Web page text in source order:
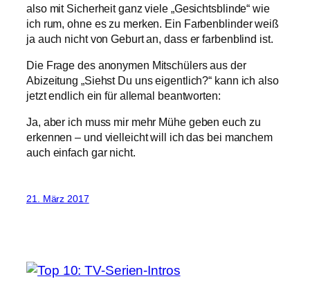
also mit Sicherheit ganz viele „Gesichtsblinde“ wie
ich rum, ohne es zu merken. Ein Farbenblinder weiß
ja auch nicht von Geburt an, dass er farbenblind ist.
Die Frage des anonymen Mitschülers aus der
Abizeitung „Siehst Du uns eigentlich?“ kann ich also
jetzt endlich ein für allemal beantworten:
Ja, aber ich muss mir mehr Mühe geben euch zu
erkennen – und vielleicht will ich das bei manchem
auch einfach gar nicht.
21. März 2017